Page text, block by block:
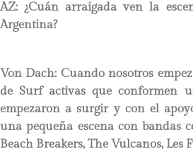
AZ: ¿Cuán arraigada ven la
Argentina?
Von Dach: Cuando nosotros
de Surf activas que conformen
empezaron a surgir y con el
una pequeña escena con bandas
Beach Breakers, The Vulcanos, Les